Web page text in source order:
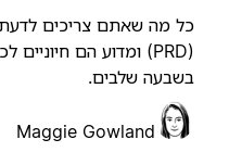
מה שאתם צריכים לדעת על
שלבים.
Maggie Gowland